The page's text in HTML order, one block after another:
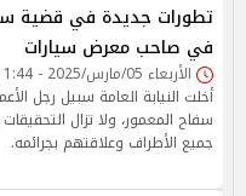
تطورات جديدة في قضية
في صاحب معرض سيارات
الأربعاء 05/مارس/2025 - 11:44 ص
أخلت النيابة العامة سبيل رجل
سفاح المعمور، ولا تزال
جميع الأطراف وعلاقتهم بجرائمه.